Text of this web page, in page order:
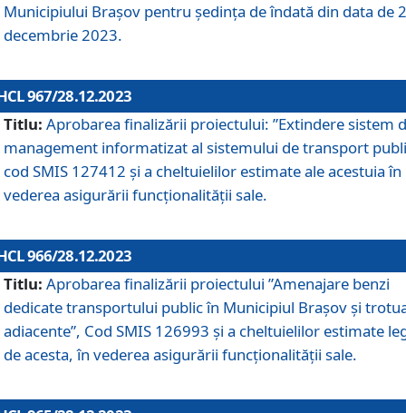
Municipiului Braşov pentru ședința de îndată din data de
decembrie 2023.
967/28.12.2023
Titlu: Aprobarea finalizării proiectului: ”Extindere sistem
management informatizat al sistemului de transport
cod SMIS 127412 și a cheltuielilor estimate ale acestuia în
vederea asigurării funcționalității sale.
966/28.12.2023
Titlu: Aprobarea finalizării proiectului ”Amenajare benzi
dedicate transportului public în Municipiul Brașov şi
adiacente”, Cod SMIS 126993 și a cheltuielilor estimate
de acesta, în vederea asigurării funcționalității sale.